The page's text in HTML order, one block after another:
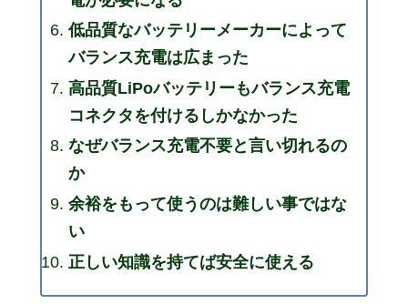
低品質なバッテリーメーカーによって
バランス充電は広まった
高品質LiPoバッテリーもバランス充電
コネクタを付けるしかなかった
なぜバランス充電不要と言い切れるの
か
余裕をもって使うのは難しい事ではな
い
正しい知識を持てば安全に使える